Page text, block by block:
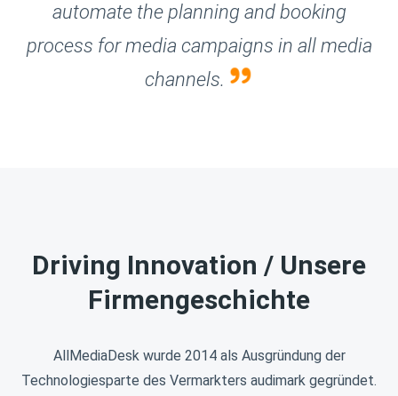
automate the planning and booking
process for media campaigns in all media
channels.
Driving Innovation / Unsere
Firmengeschichte
AllMediaDesk wurde 2014 als Ausgründung der
Technologiesparte des Vermarkters audimark gegründet.